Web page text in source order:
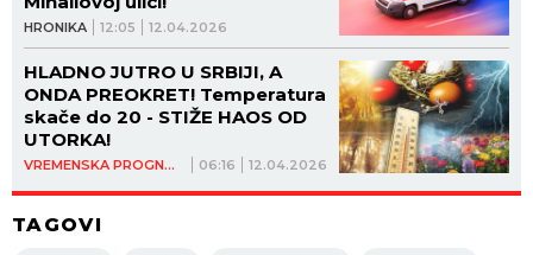
HRONIKA 12:05 12.04.2026
VREMENSKA PROGNOZA 06:16 12.04.2026
HLADNO JUTRO U SRBIJI, A
ONDA PREOKRET! Temperatura
skače do 20 - STIŽE HAOS OD
UTORKA!
TAGOVI